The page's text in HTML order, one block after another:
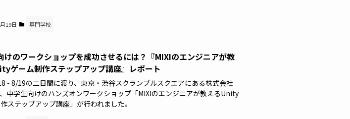
19日 専門学校
けのワークショップを成功させるには？『MIXIのエンジニアが教
ゲーム制作ステップアップ講座』レポート
- 8/19の二日間に渡り、東京・渋谷スクランブルスクエアにある株式会社
中学生向けのハンズオンワークショップ「MIXIのエンジニアが教えるUnity
ステップアップ講座」が行われました。